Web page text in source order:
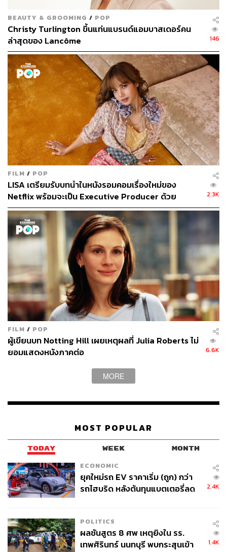
BEAUTY & GROOMING / POP
Christy Turlington ขึ้นแท่นแบรนด์แอมบาสเดอร์คน
ล่าสุดของ Lancôme
146
FILM / POP
LISA เตรียมรับบทนำในหนังรอมคอมเรื่องใหม่ของ
Netflix พร้อมจะเป็น Executive Producer ด้วย
2.3K
FILM / POP
ผู้เขียนบท Notting Hill เผยเหตุผลที่ Julia Roberts ไม่
ยอมแสดงหนังภาคต่อ
6.6K
MORE
MOST POPULAR
TODAY WEEK MONTH
ECONOMIC
ยุคใหม่รถ EV ราคาเริ่ม (ถูก) กว่า
รถไฮบริด หลังต้นทุนแบตเตอรี่ลด
2.4K
POLITICS
ผลชันสูตร 8 ศพ เหตุยิงใน รร.
เทพศิรินทร์ นนทบุรี พบกระสุนเข้า
1.4K